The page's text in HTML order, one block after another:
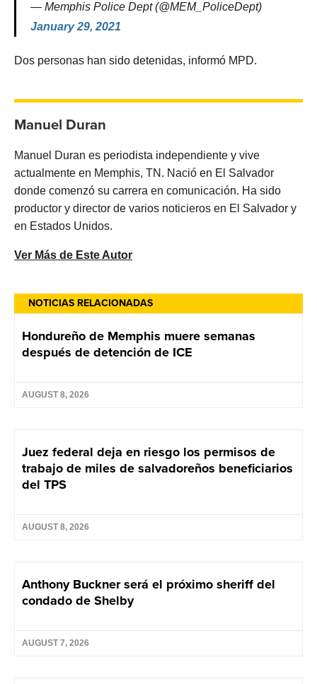
NOTICIAS RELACIONADAS
Hondureño de Memphis muere semanas
después de detención de ICE
AUGUST 8, 2026
Juez federal deja en riesgo los permisos de
trabajo de miles de salvadoreños beneficiarios
del TPS
AUGUST 8, 2026
Anthony Buckner será el próximo sheriff del
condado de Shelby
AUGUST 7, 2026
— Memphis Police Dept (@MEM_PoliceDept)
January 29, 2021
Dos personas han sido detenidas, informó MPD.
Manuel Duran
Manuel Duran es periodista independiente y vive
actualmente en Memphis, TN. Nació en El Salvador
donde comenzó su carrera en comunicación. Ha sido
productor y director de varios noticieros en El Salvador y
en Estados Unidos.
Ver Más de Este Autor